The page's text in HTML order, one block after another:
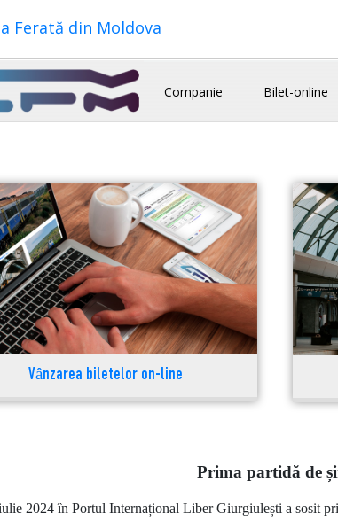
Ferată din Moldova
Companie Bilet-online
Vânzarea biletelor on-line
Prima partidă de
2024 în Portul Internațional Liber Giurgiulești a sosit